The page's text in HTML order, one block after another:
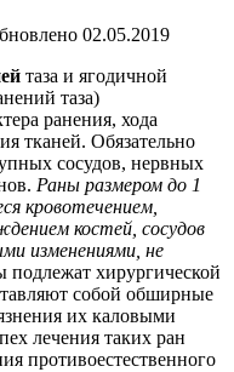
02.05.2019
таза и ягодичной
таза)
ранения, хода
тканей. Обязательно
сосудов, нервных
Раны размером до 1
кровотечением,
костей, сосудов
изменениями, не
подлежат хирургической
собой обширные
их каловыми
лечения таких ран
противоестественного